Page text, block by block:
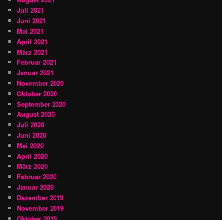
Juli 2021
Juni 2021
Mai 2021
April 2021
März 2021
Februar 2021
Januar 2021
November 2020
Oktober 2020
September 2020
August 2020
Juli 2020
Juni 2020
Mai 2020
April 2020
März 2020
Februar 2020
Januar 2020
Dezember 2019
November 2019